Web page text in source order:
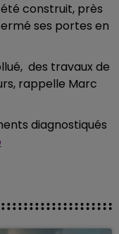
été construit, près
ses portes en
des travaux de
rappelle Marc
diagnostiqués